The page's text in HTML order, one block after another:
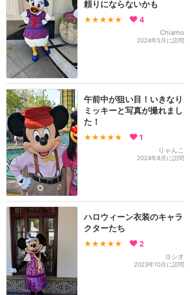
頼りにならないかも
★★★★★ 4
Chiamo
2024年5月に訪問
午前中が狙い目！いきなり
ミッキーと写真が撮れまし
た！
★★★★★ 1
りゃんこ
2024年8月に訪問
ハロウィーン衣装のキャラ
クターたち
★★★★★ 2
ヨシオ
2023年10月に訪問